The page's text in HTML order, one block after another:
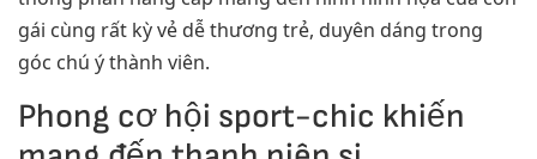
gái cùng rất kỳ vẻ dễ thương trẻ, duyên dáng trong
góc chú ý thành viên.
Phong cơ hội sport-chic khiến